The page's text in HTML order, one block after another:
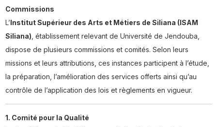
Commissions
L’Institut Supérieur des Arts et Métiers de Siliana (ISAM
Siliana) , établissement relevant de Université de Jendouba,
dispose de plusieurs commissions et comités. Selon leurs
missions et leurs attributions, ces instances participent à l’étude,
la préparation, l’amélioration des services offerts ainsi qu’au
contrôle de l’application des lois et règlements en vigueur.
1. Comité pour la Qualité